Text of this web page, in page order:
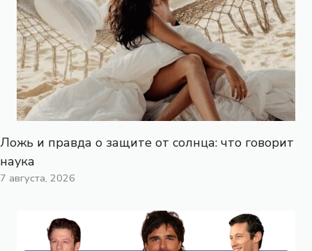
Ложь и правда о защите от солнца: что говорит
наука
7 августа, 2026